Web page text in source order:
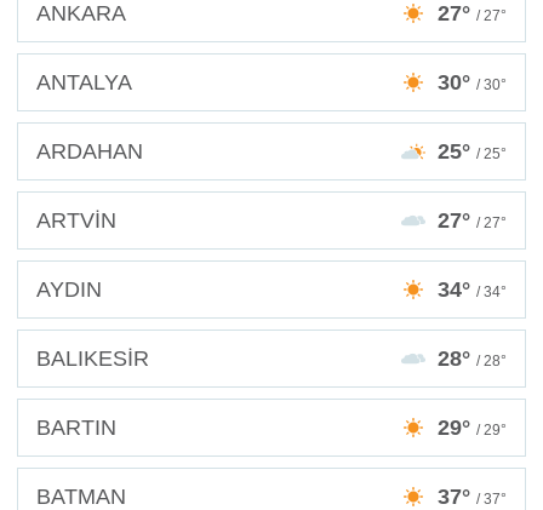
ANKARA 27° / 27°
ANTALYA 30° / 30°
ARDAHAN 25° / 25°
ARTVİN 27° / 27°
AYDIN 34° / 34°
BALIKESİR 28° / 28°
BARTIN 29° / 29°
BATMAN 37° / 37°